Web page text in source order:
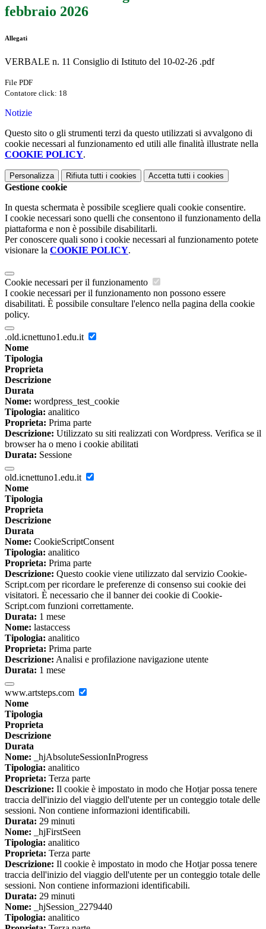
febbraio 2026
Allegati
VERBALE n. 11 Consiglio di Istituto del 10-02-26 .pdf
File PDF
Contatore click: 18
Notizie
Questo sito o gli strumenti terzi da questo utilizzati si avvalgono di
cookie necessari al funzionamento ed utili alle finalità illustrate nella
COOKIE POLICY.
Personalizza Rifiuta tutti i cookies Accetta tutti i cookies
Gestione cookie
In questa schermata è possibile scegliere quali cookie consentire.
I cookie necessari sono quelli che consentono il funzionamento della
piattaforma e non è possibile disabilitarli.
Per conoscere quali sono i cookie necessari al funzionamento potete
visionare la COOKIE POLICY.
Cookie necessari per il funzionamento
I cookie necessari per il funzionamento non possono essere
disabilitati. È possibile consultare l'elenco nella pagina della cookie
policy.
.old.icnettuno1.edu.it
Nome
Tipologia
Proprieta
Descrizione
Durata
Nome: wordpress_test_cookie
Tipologia: analitico
Proprieta: Prima parte
Descrizione: Utilizzato su siti realizzati con Wordpress. Verifica se il
browser ha o meno i cookie abilitati
Durata: Sessione
old.icnettuno1.edu.it
Nome
Tipologia
Proprieta
Descrizione
Durata
Nome: CookieScriptConsent
Tipologia: analitico
Proprieta: Prima parte
Descrizione: Questo cookie viene utilizzato dal servizio Cookie-
Script.com per ricordare le preferenze di consenso sui cookie dei
visitatori. È necessario che il banner dei cookie di Cookie-
Script.com funzioni correttamente.
Durata: 1 mese
Nome: lastaccess
Tipologia: analitico
Proprieta: Prima parte
Descrizione: Analisi e profilazione navigazione utente
Durata: 1 mese
www.artsteps.com
Nome
Tipologia
Proprieta
Descrizione
Durata
Nome: _hjAbsoluteSessionInProgress
Tipologia: analitico
Proprieta: Terza parte
Descrizione: Il cookie è impostato in modo che Hotjar possa tenere
traccia dell'inizio del viaggio dell'utente per un conteggio totale delle
sessioni. Non contiene informazioni identificabili.
Durata: 29 minuti
Nome: _hjFirstSeen
Tipologia: analitico
Proprieta: Terza parte
Descrizione: Il cookie è impostato in modo che Hotjar possa tenere
traccia dell'inizio del viaggio dell'utente per un conteggio totale delle
sessioni. Non contiene informazioni identificabili.
Durata: 29 minuti
Nome: _hjSession_2279440
Tipologia: analitico